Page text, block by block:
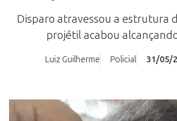
Disparo atravessou a estrutura
projétil acabou
Luiz Guilherme Policial 31/05/